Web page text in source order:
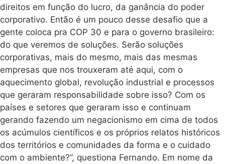
direitos em função do lucro, da ganância do poder
corporativo. Então é um pouco desse desafio que a
gente coloca pra COP 30 e para o governo brasileiro:
do que veremos de soluções. Serão soluções
corporativas, mais do mesmo, mais das mesmas
empresas que nos trouxeram até aqui, com o
aquecimento global, revolução industrial e processos
que geraram responsabilidade sobre isso? Com os
países e setores que geraram isso e continuam
gerando fazendo um negacionismo em cima de todos
os acúmulos científicos e os próprios relatos históricos
dos territórios e comunidades da forma e o cuidado
com o ambiente?”, questiona Fernando. Em nome da